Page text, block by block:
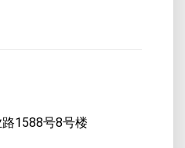
1588号8号楼